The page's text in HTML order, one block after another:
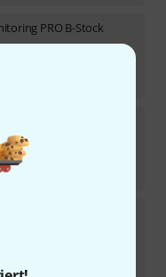
PRO B-Stock
Spk&HP UG HP
Multichannel